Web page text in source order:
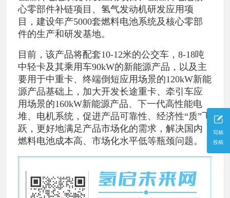
写稿
投稿
心零部件补链项目、氢气发动机研发应用项
目，建设年产5000套燃料电池系统及核心零部
件的生产和研发基地。
目前，该产品将配套10-12米的公交车，8-18吨
中轻卡及其乘用车90kW的新能源产品，以及主
要用于中重卡、终端倒短应用场景的120kW新能
源产品基础上，加大开发长途重卡、牵引车应
用场景的160kW新能源产品、下一代高性能电
堆、电机系统，促进产品可靠性、经济性“质”飞
跃，更好地满足产品市场化的需求，解决国内
燃料电池成本高、市场化水平低等瓶颈问题。